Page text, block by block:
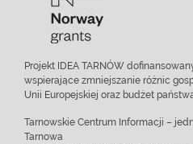
Projekt IDEA TARNÓW
wspierające zmniejszanie różnic
Unii Europejskiej oraz budżet
Tarnowskie Centrum Informacji –
Tarnowa